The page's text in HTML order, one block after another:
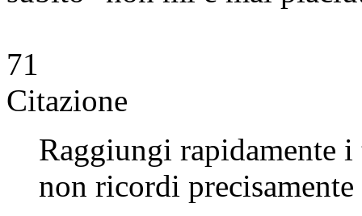
71
Citazione
Raggiungi rapidamente
non ricordi